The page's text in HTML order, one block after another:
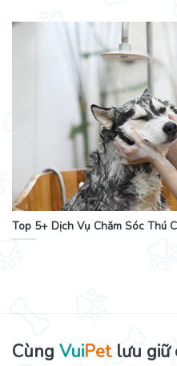
Top 5+ Dịch Vụ Chăm Sóc Thú
Cùng VuiPetlưu giữ